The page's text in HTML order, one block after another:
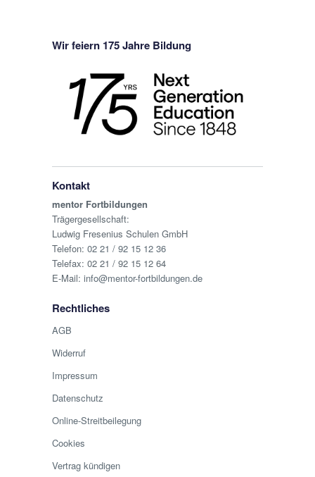
Wir feiern 175 Jahre Bildung
Kontakt
mentor Fortbildungen
Trägergesellschaft:
Ludwig Fresenius Schulen GmbH
Telefon: 02 21 / 92 15 12 36
Telefax: 02 21 / 92 15 12 64
E-Mail: info@mentor-fortbildungen.de
Rechtliches
AGB
Widerruf
Impressum
Datenschutz
Online-Streitbeilegung
Cookies
Vertrag kündigen